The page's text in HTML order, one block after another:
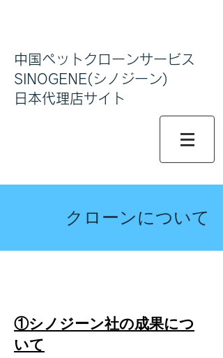
中国ペットクローンサービス
SINOGENE(シノジーン)
日本代理店サイト
クローンについて
①シノジーン社の成果につ
いて